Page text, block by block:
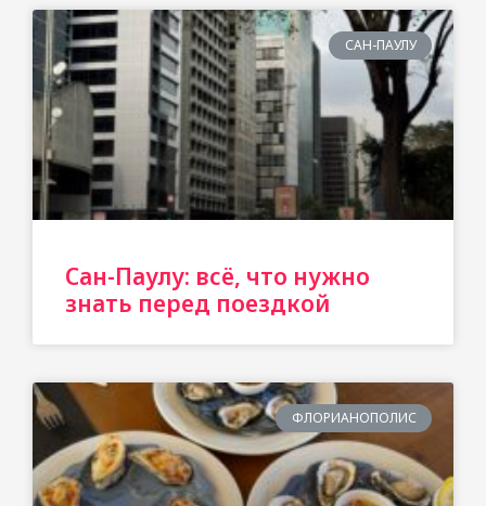
САН-ПАУЛУ
Сан-Паулу: всё, что нужно
знать перед поездкой
ФЛОРИАНОПОЛИС